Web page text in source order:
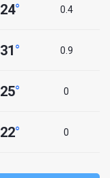
24° 0.4
31° 0.9
25° 0
22° 0